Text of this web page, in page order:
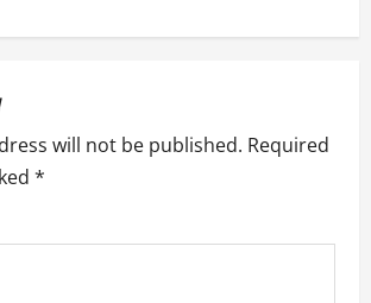
will not be published. Required
*